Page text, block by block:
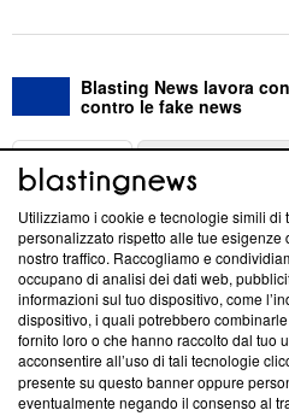
Blasting News lavora
contro le fake news
ABOUT
Questa sezione offre
News, sui nostri processi
creare news di qualità. Inoltre,
‘Trust Project - News with
ancora membro del programma,
parte; Trust Project non ha
conformità agli standard.
Utilizziamo i cookie e tecnologie simili di
personalizzato rispetto alle tue
nostro traffico. Raccogliamo e
occupano di analisi dei dati web,
informazioni sul tuo dispositivo, come
dispositivo, i quali potrebbero
fornito loro o che hanno raccolto dal tuo
acconsentire all’uso di tali tecnologie
presente su questo banner oppure
eventualmente negando il consenso al